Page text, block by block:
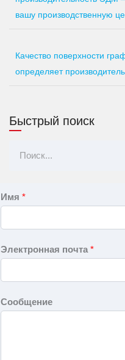
вашу производственную
Качество поверхности
определяет
Быстрый поиск
Имя *
Электронная почта *
Сообщение